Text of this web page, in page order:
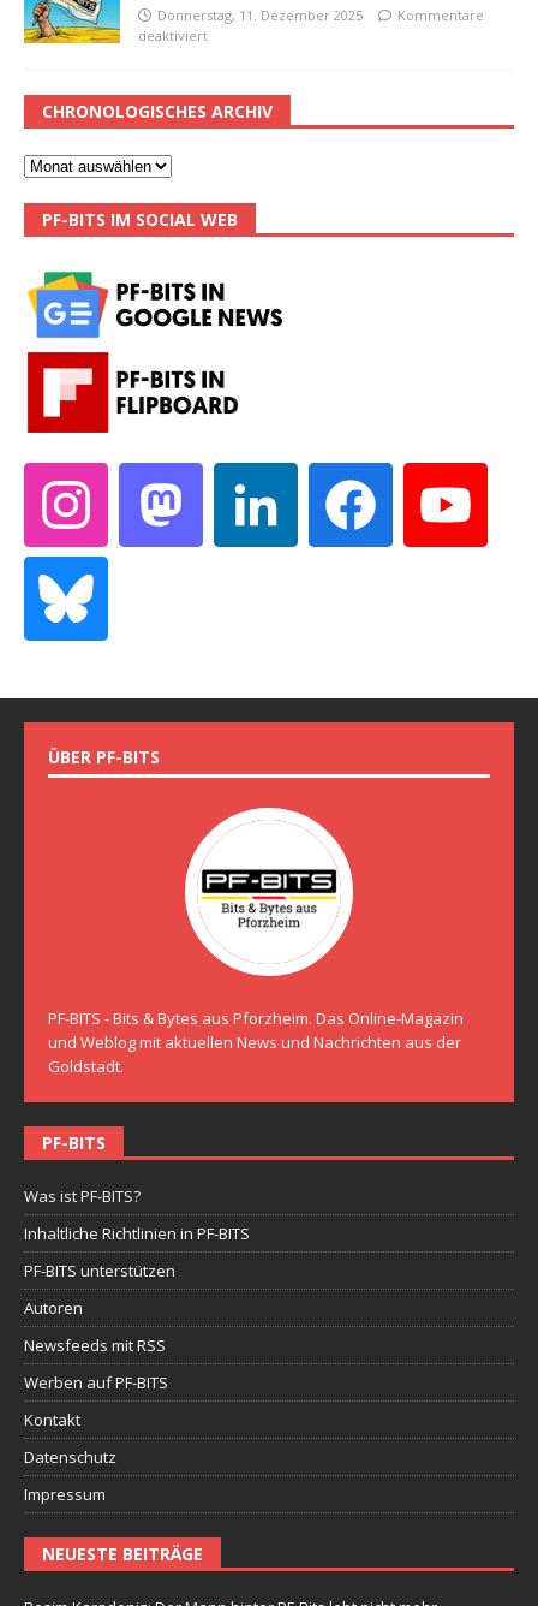
Donnerstag, 11. Dezember 2025
Kommentare
deaktiviert
CHRONOLOGISCHES ARCHIV
PF-BITS IM SOCIAL WEB
ÜBER PF-BITS
PF-BITS - Bits & Bytes aus Pforzheim. Das Online-Magazin
und Weblog mit aktuellen News und Nachrichten aus der
Goldstadt.
PF-BITS
Was ist PF-BITS?
Inhaltliche Richtlinien in PF-BITS
PF-BITS unterstützen
Autoren
Newsfeeds mit RSS
Werben auf PF-BITS
Kontakt
Datenschutz
Impressum
NEUESTE BEITRÄGE